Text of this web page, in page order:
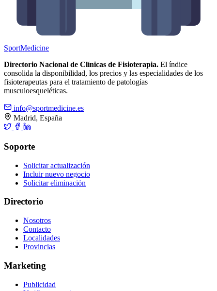
SportMedicine
Directorio Nacional de Clínicas de Fisioterapia. El índice
consolida la disponibilidad, los precios y las especialidades de los
fisioterapeutas para el tratamiento de patologías
musculoesqueléticas.
info@sportmedicine.es
Madrid, España
Soporte
Solicitar actualización
Incluir nuevo negocio
Solicitar eliminación
Directorio
Nosotros
Contacto
Localidades
Provincias
Marketing
Publicidad